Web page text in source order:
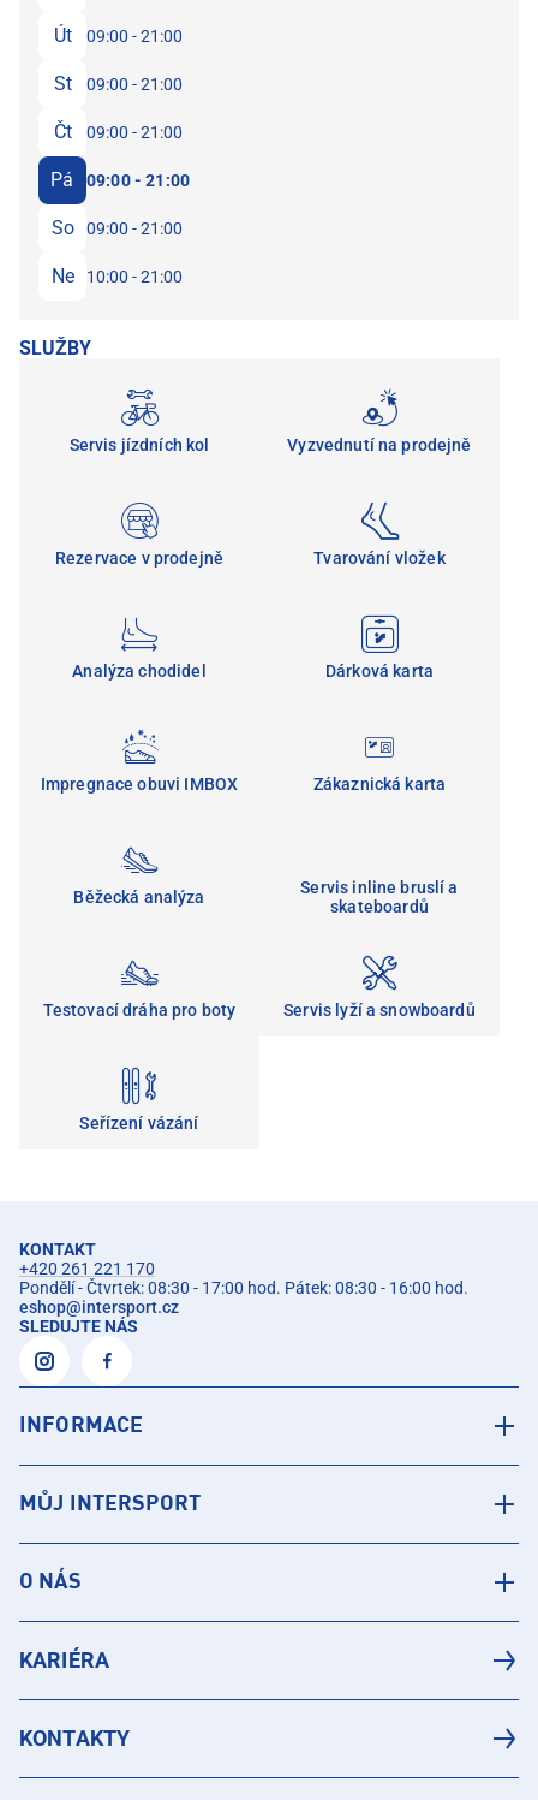
Út 09:00 - 21:00
St 09:00 - 21:00
Čt 09:00 - 21:00
Pá 09:00 - 21:00
So 09:00 - 21:00
Ne 10:00 - 21:00
SLUŽBY
Servis jízdních kol Vyzvednutí na prodejně
Rezervace v prodejně Tvarování vložek
Analýza chodidel Dárková karta
Impregnace obuvi IMBOX Zákaznická karta
Běžecká analýza
Servis inline bruslí a
skateboardů
Testovací dráha pro boty Servis lyží a snowboardů
Seřízení vázání
KONTAKT
+420 261 221 170
Pondělí - Čtvrtek: 08:30 - 17:00 hod. Pátek: 08:30 - 16:00 hod.
eshop@intersport.cz
SLEDUJTE NÁS
INFORMACE
MŮJ INTERSPORT
O NÁS
KARIÉRA
KONTAKTY